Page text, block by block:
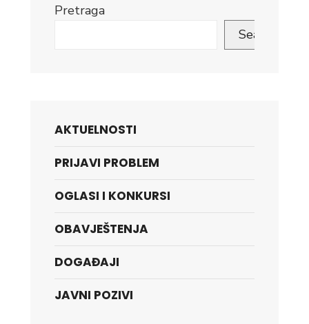
Pretraga
Search
AKTUELNOSTI
PRIJAVI PROBLEM
OGLASI I KONKURSI
OBAVJEŠTENJA
DOGAĐAJI
JAVNI POZIVI